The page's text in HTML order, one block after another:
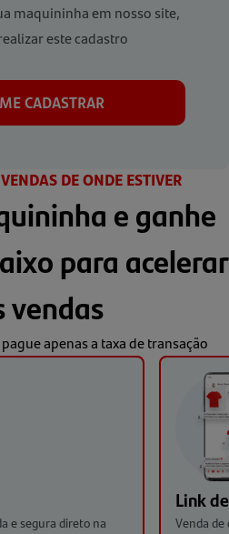
maquininha em nosso site,
este cadastro
CADASTRAR
DE ONDE ESTIVER
e ganhe
para acelerar
vendas
apenas a taxa de transação
e segura direto na
Link
Venda